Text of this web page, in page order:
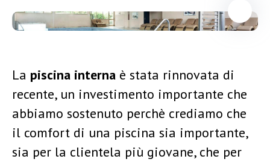
La piscina interna è stata rinnovata di
recente, un investimento importante che
abbiamo sostenuto perchè crediamo che
il comfort di una piscina sia importante,
sia per la clientela più giovane, che per